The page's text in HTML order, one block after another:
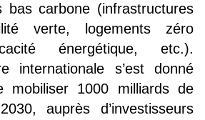
bas carbone (infrastructures
verte, logements zéro
énergétique, etc.).
internationale s’est donné
mobiliser 1000 milliards de
auprès d’investisseurs